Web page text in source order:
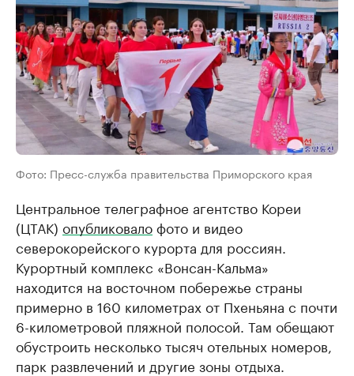
Фото: Пресс-служба правительства Приморского края
Центральное телеграфное агентство Кореи
(ЦТАК) опубликовалофото и видео
северокорейского курорта для россиян.
Курортный комплекс «Вонсан-Кальма»
находится на восточном побережье страны
примерно в 160 километрах от Пхеньяна с почти
6-километровой пляжной полосой. Там обещают
обустроить несколько тысяч отельных номеров,
парк развлечений и другие зоны отдыха.